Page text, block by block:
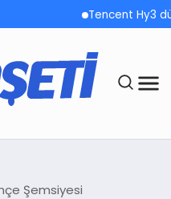
Tencent Hy3
Şemsiyesi